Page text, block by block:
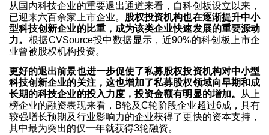
从国内科技企业的重要退出通道来看，自科创板设立以来，
已迎来六百余家上市企业。 股权投资机构也在逐渐提升中小
型科技创新企业的比重，成为该类企业快速发展的重要源动
力。 根据CVSource投中数据显示，近90%的科创板上市企
业曾被股权机构投资。
更好的退出前景也进一步促使了私募股权投资机构对中小型
科技创新企业的关注，这也增加了私募股权领域向早期和成
长期的科技企业的投入力度，投资金额有明显的增加。 从上
榜企业的融资表现来看，B轮及C轮阶段企业超过6成，具有
较强增长预期及行业影响力的企业获得了更快的资本支持，
其中最为突出的仅一年就获得3轮融资。